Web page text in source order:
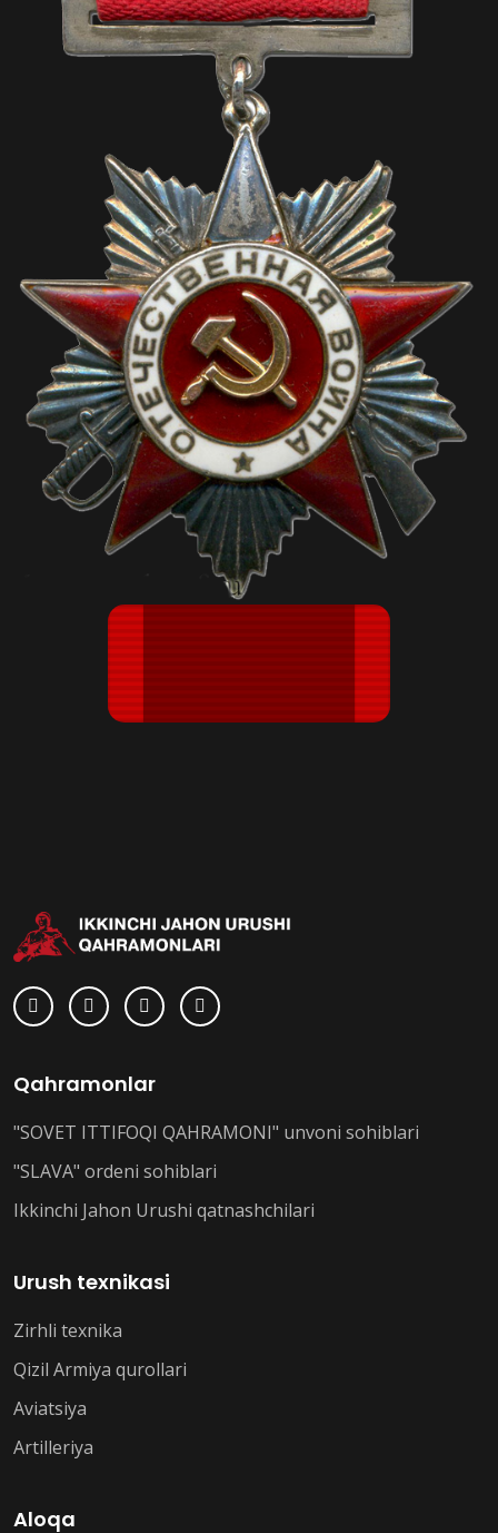
Qahramonlar
"SOVET ITTIFOQI QAHRAMONI" unvoni sohiblari
"SLAVA" ordeni sohiblari
Ikkinchi Jahon Urushi qatnashchilari
Urush texnikasi
Zirhli texnika
Qizil Armiya qurollari
Aviatsiya
Artilleriya
Aloqa